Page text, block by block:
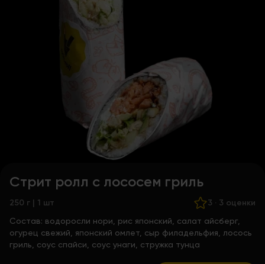
Стрит ролл с лососем гриль
250 г | 1 шт 3 · 3 оценки
Состав: водоросли нори, рис японский, салат айсберг,
огурец свежий, японский омлет, сыр филадельфия, лосось
гриль, соус спайси, соус унаги, стружка тунца